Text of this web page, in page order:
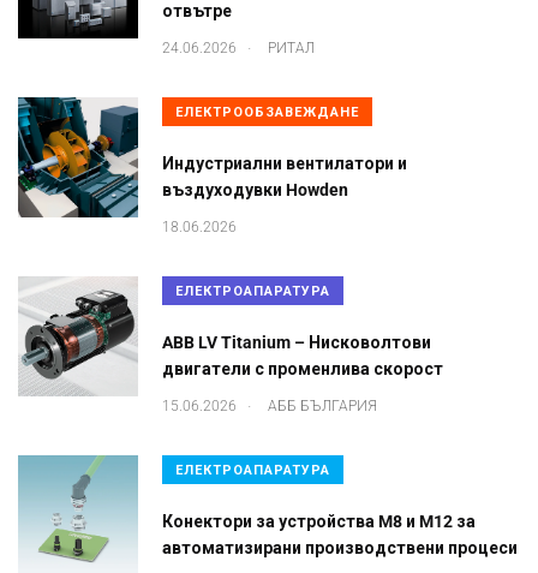
отвътре
24.06.2026 . РИТАЛ
ЕЛЕКТРООБЗАВЕЖДАНЕ
Индустриални вентилатори и
въздуходувки Howden
18.06.2026
ЕЛЕКТРОАПАРАТУРА
ABB LV Titanium – Нисковолтови
двигатели с променлива скорост
15.06.2026 . АББ БЪЛГАРИЯ
ЕЛЕКТРОАПАРАТУРА
Конектори за устройства M8 и M12 за
автоматизирани производствени процеси